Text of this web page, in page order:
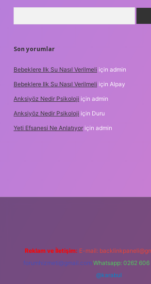
Son yorumlar
Bebeklere Ilk Su Nasıl Verilmeli için admin
Bebeklere Ilk Su Nasıl Verilmeli için Alpay
Anksiyöz Nedir Psikoloji için admin
Anksiyöz Nedir Psikoloji için Duru
Yeti Efsanesi Ne Anlatıyor için admin
Reklam ve İletişim: E-mail:
forumhizmeti@gmail.com Whatsapp: 0262 606
@karabul